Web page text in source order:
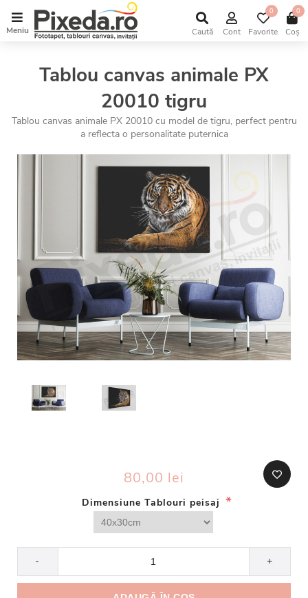
Meniu Caută Cont Favorite
0
Coș
0
Tablou canvas animale PX
20010 tigru
Tablou canvas animale PX 20010 cu model de tigru, perfect pentru
a reflecta o personalitate puternica
80,00 lei
Dimensiune Tablouri peisaj *
- +